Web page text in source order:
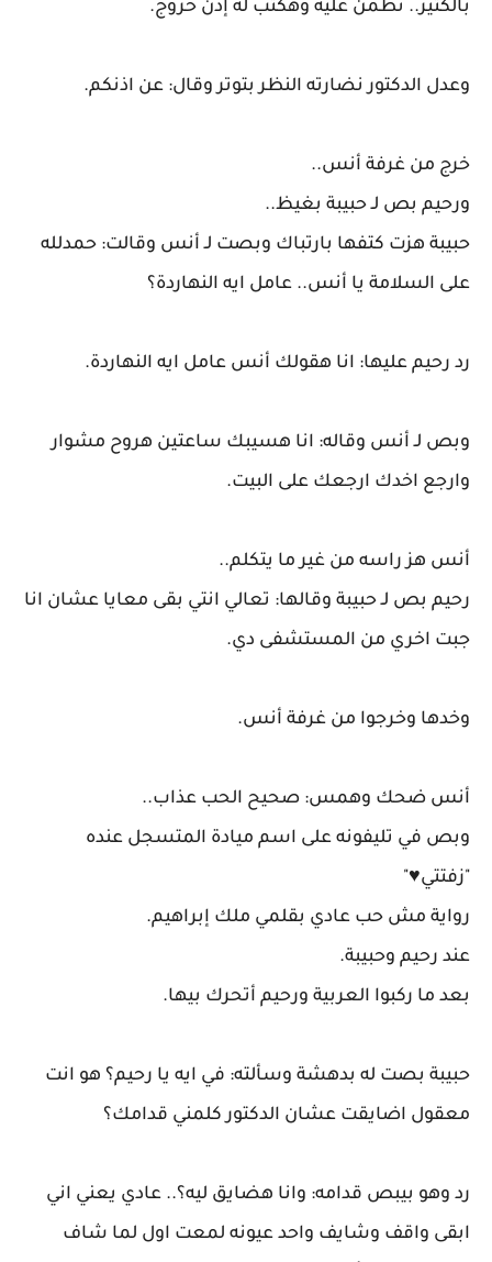
بالكتير.. نطمن عليه وهكتب له إذن خروج.
وعدل الدكتور نضارته النظر بتوتر وقال: عن اذنكم.
خرج من غرفة أنس..
ورحيم بص لـ حبيبة بغيظ..
حبيبة هزت كتفها بارتباك وبصت لـ أنس وقالت: حمدلله
على السلامة يا أنس.. عامل ايه النهاردة؟
رد رحيم عليها: انا هقولك أنس عامل ايه النهاردة.
وبص لـ أنس وقاله: انا هسيبك ساعتين هروح مشوار
وارجع اخدك ارجعك على البيت.
أنس هز راسه من غير ما يتكلم..
رحيم بص لـ حبيبة وقالها: تعالي انتي بقى معايا عشان انا
جبت اخري من المستشفى دي.
وخدها وخرجوا من غرفة أنس.
أنس ضحك وهمس: صحيح الحب عذاب..
وبص في تليفونه على اسم ميادة المتسجل عنده
"زفتتي♥️"
رواية مش حب عادي بقلمي ملك إبراهيم.
عند رحيم وحبيبة.
بعد ما ركبوا العربية ورحيم أتحرك بيها.
حبيبة بصت له بدهشة وسألته: في ايه يا رحيم؟ هو انت
معقول اضايقت عشان الدكتور كلمني قدامك؟
رد وهو بيبص قدامه: وانا هضايق ليه؟.. عادي يعني اني
ابقى واقف وشايف واحد عيونه لمعت اول لما شاف